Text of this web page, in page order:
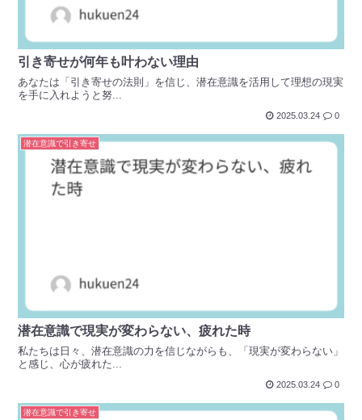
引き寄せが何年も叶わない理由
あなたは「引き寄せの法則」を信じ、潜在意識を活用して理想の現実
を手に入れようと努...
2025.03.24 0
潜在意識で引き寄せ
潜在意識で現実が変わらない、疲れた時
私たちは日々、潜在意識の力を信じながらも、「現実が変わらない」
と感じ、心が疲れた...
2025.03.24 0
潜在意識で引き寄せ